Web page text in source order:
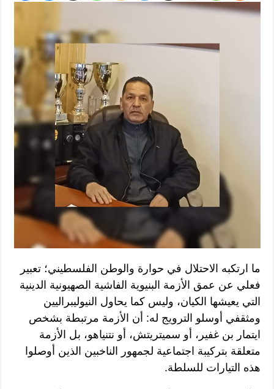
ما ارتكبه الاحتلال في حوارة والوطن الفلسطيني؛ تعبير
فعلي عن عمق الأزمة البنيوية الفاشية الصهيونية الدينية
التي يعيشها الكيان، وليس كما يحاول النيوليبراليين
ومثقفي أوسلو الترويج له: أن الأزمة مرتبطة بشخص
ايتمار بن غفير، أو سميتريتش، أو نتنياهو، بل الأزمة
متعلقة بتركيبة اجتماعية لجمهور الناخبين الذين أوصلوا
هذه التيارات للسلطة.